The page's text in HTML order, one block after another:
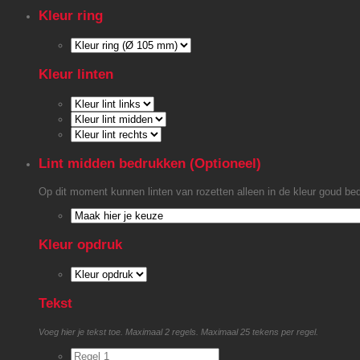
Kleur ring
Kleur linten
Lint midden bedrukken (Optioneel)
Op dit moment kunnen linten van rozetten alleen in de kleur goud
Kleur opdruk
Tekst
Voeg hier je tekst toe. Maximaal 2 regels. Maximaal 25 tekens per regel.